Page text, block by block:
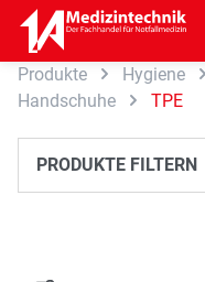
Zum Hauptinhalt springen
Produkte Hygiene
Handschuhe
TPE
PRODUKTE FILTERN